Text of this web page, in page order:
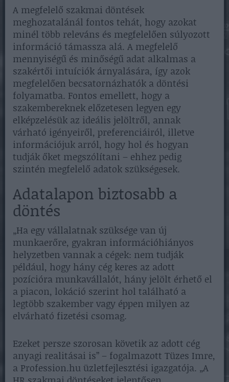
A megfelelő szakmai döntések
meghozatalánál fontos tehát, hogy azokat
minél több releváns és megfelelően súlyozott
információ támassza alá. A megfelelő
mennyiségű és minőségű adat alkalmas a
szakértői intuíciók árnyalására, így azok
megfelelően becsatornázhatók a döntési
folyamatba. Fontos emellett, hogy a
szakembereknek előzetesen legyen egy
elképzelésük az ideális jelöltről, annak
várható igényeiről, preferenciáiról, illetve
információjuk arról, hogy hol és hogyan
tudják őket megszólítani – ehhez pedig
szintén megfelelő adatok szükségesek.
Adatalapon biztosabb a
döntés
„Ha egy vállalatnak szüksége van új
munkaerőre, gyakran információhiányos
helyzetben vannak a cégek: nem tudják
például, hogy hány cég keres az adott
pozícióra munkavállalót, hány jelölt érhető el
a piacon, lokáció szerint hol található a
legtöbb szakember vagy éppen milyen az
elvárható fizetési csomag.
Ezeket persze szorosan követik az adott cég
anyagi realitásai is” – fogalmazott Tüzes Imre,
a Profession.hu üzletfejlesztési igazgatója. „A